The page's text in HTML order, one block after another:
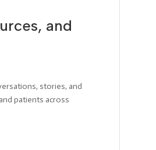
and
stories, and
patients across